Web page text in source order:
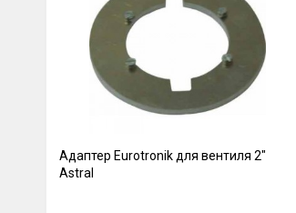
Адаптер Eurotronik для вентиля 2"
Astral